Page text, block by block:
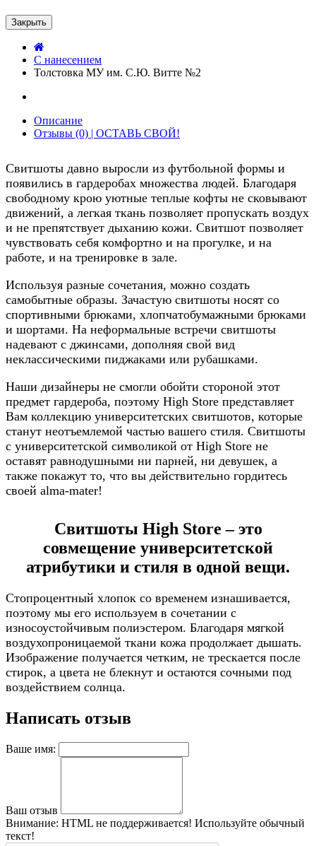
Закрыть
C нанесением
Толстовка МУ им. C.Ю. Витте №2
Описание
Отзывы (0) | ОСТАВЬ СВОЙ!
Свитшоты давно выросли из футбольной формы и
появились в гардеробах множества людей. Благодаря
свободному крою уютные теплые кофты не сковывают
движений, а легкая ткань позволяет пропускать воздух
и не препятствует дыханию кожи. Свитшот позволяет
чувствовать себя комфортно и на прогулке, и на
работе, и на тренировке в зале.
Используя разные сочетания, можно создать
самобытные образы. Зачастую свитшоты носят со
спортивными брюками, хлопчатобумажными брюками
и шортами. На неформальные встречи свитшоты
надевают с джинсами, дополняя свой вид
неклассическими пиджаками или рубашками.
Наши дизайнеры не смогли обойти стороной этот
предмет гардероба, поэтому High Store представляет
Вам коллекцию университетских свитшотов, которые
станут неотъемлемой частью вашего стиля. Свитшоты
с университетской символикой от High Store не
оставят равнодушными ни парней, ни девушек, а
также покажут то, что вы действительно гордитесь
своей alma-mater!
Свитшоты High Store – это
совмещение университетской
атрибутики и стиля в одной вещи.
Стопроцентный хлопок со временем изнашивается,
поэтому мы его используем в сочетании с
износоустойчивым полиэстером. Благодаря мягкой
воздухопроницаемой ткани кожа продолжает дышать.
Изображение получается четким, не трескается после
стирок, а цвета не блекнут и остаются сочными под
воздействием солнца.
Написать отзыв
Ваше имя:
Ваш отзыв
Внимание: HTML не поддерживается! Используйте обычный
текст!